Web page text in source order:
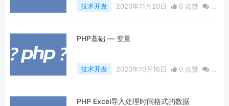
技术开发 2020年11月20日 0 点赞
0
PHP基础 — 变量
技术开发 2020年10月16日 0 点赞
0
PHP Excel导入处理时间格式的数据